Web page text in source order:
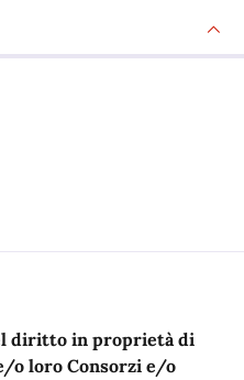
diritto in proprietà di
o loro Consorzi e/o